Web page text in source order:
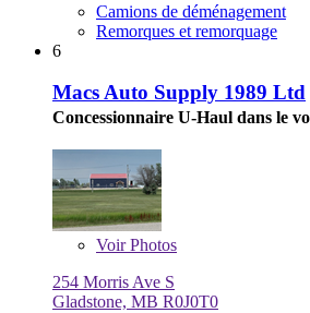
Camions de déménagement
Remorques et remorquage
6
Macs Auto Supply 1989 Ltd
Concessionnaire U-Haul dans le
VoirPhotos
254 Morris Ave S
Gladstone, MB R0J0T0